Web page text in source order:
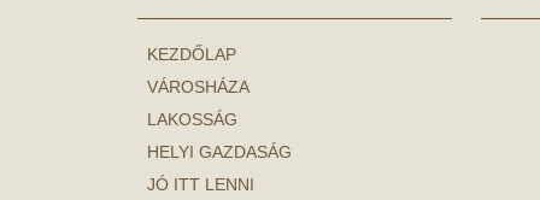
KEZDŐLAP
VÁROSHÁZA
LAKOSSÁG
HELYI GAZDASÁG
JÓ ITT LENNI